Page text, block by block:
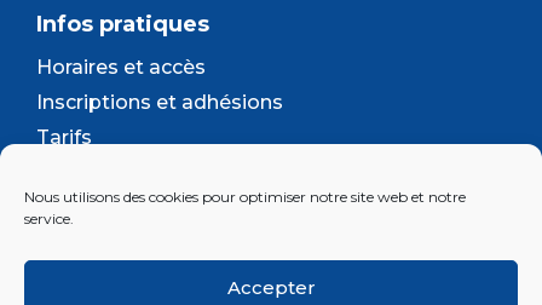
Nous utilisons des cookies pour optimiser notre site web et notre
service.
Accepter
Infos pratiques
Horaires et accès
Inscriptions et adhésions
Tarifs
Contact
Lettre d’information